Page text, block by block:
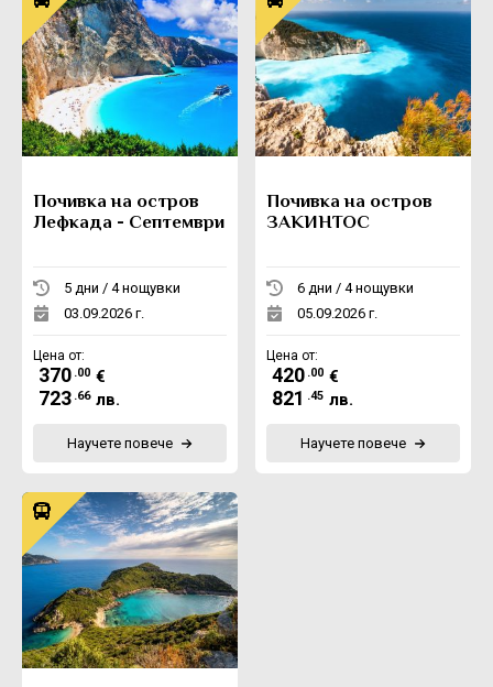
Почивка на остров
Лефкада - Септември
5 дни / 4 нощувки
03.09.2026 г.
Цена от:
370 .00 €
723 .66 лв.
Научете повече
Почивка на остров
ЗАКИНТОС
6 дни / 4 нощувки
05.09.2026 г.
Цена от:
420 .00 €
821 .45 лв.
Научете повече